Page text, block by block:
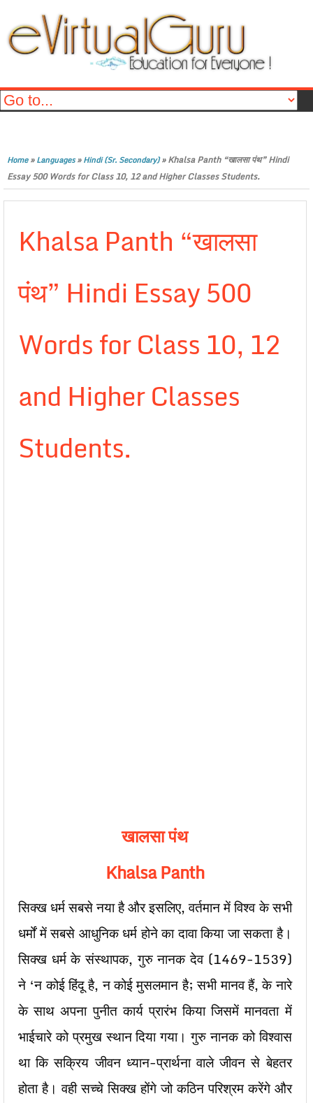
Home»Languages»Hindi (Sr. Secondary)»Khalsa Panth “खालसा पंथ” Hindi
Essay 500 Words for Class 10, 12 and Higher Classes Students.
Khalsa Panth “खालसा
पंथ” Hindi Essay 500
Words for Class 10, 12
and Higher Classes
Students.
खालसा पंथ
Khalsa Panth
सिक्ख धर्म सबसे नया है और इसलिए, वर्तमान में विश्व के सभी
धर्मों में सबसे आधुनिक धर्म होने का दावा किया जा सकता है।
सिक्ख धर्म के संस्थापक, गुरु नानक देव (1469-1539)
ने ‘न कोई हिंदू है, न कोई मुसलमान है; सभी मानव हैं, के नारे
के साथ अपना पुनीत कार्य प्रारंभ किया जिसमें मानवता में
भाईचारे को प्रमुख स्थान दिया गया। गुरु नानक को विश्वास
था कि सक्रिय जीवन ध्यान-प्रार्थना वाले जीवन से बेहतर
होता है। वही सच्चे सिक्ख होंगे जो कठिन परिश्रम करेंगे और